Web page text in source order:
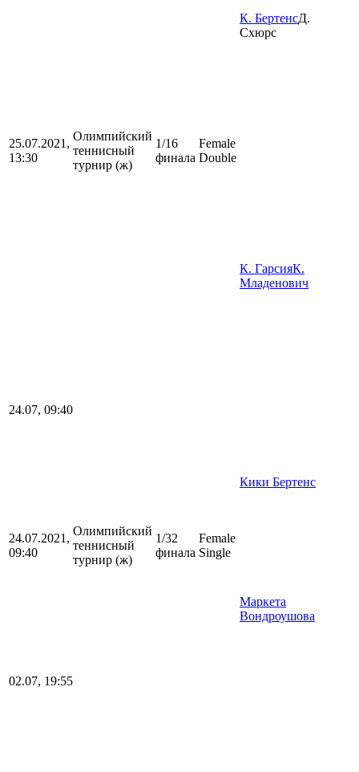
25.07.2021,
13:30
Олимпийский
теннисный
турнир (ж)
1/16
финала
Female
Double
К. БертенсД.
Схюрс
К. ГарсияК.
Младенович
24.07, 09:40
24.07.2021,
09:40
Олимпийский
теннисный
турнир (ж)
1/32
финала
Female
Single
Кики Бертенс
Маркета
Вондроушова
02.07, 19:55